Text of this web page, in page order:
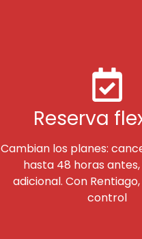
Reserva
Cambian los planes:
hasta 48 horas
adicional. Con
control